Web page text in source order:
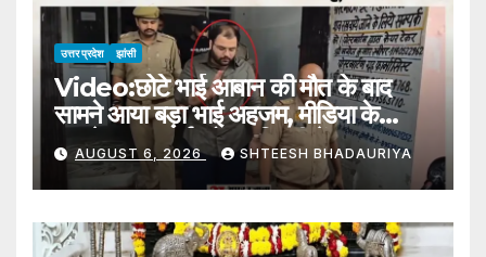
उत्तर प्रदेश झांसी
Video:छोटे भाई आबान की मौत के बाद
सामने आया बड़ा भाई अहजम, मीडिया के
सामने छलका दर्द, बोला- मिट्टी में… –
Ahjam Ahmed Statement
Over Death Of Younger
Brother Aban Appeals To
Administration Allow Attend
AUGUST 6, 2026 SHTEESH BHADAURIYA